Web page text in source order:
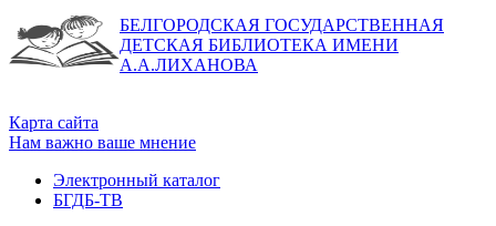
БЕЛГОРОДСКАЯ ГОСУДАРСТВЕННАЯ
ДЕТСКАЯ БИБЛИОТЕКА ИМЕНИ
А.А.ЛИХАНОВА
Карта сайта
Нам важно ваше мнение
Электронный каталог
БГДБ-ТВ